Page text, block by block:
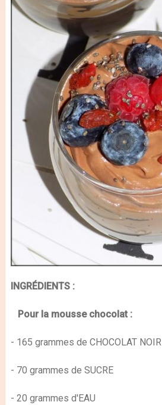
INGRÉDIENTS:
Pour la mousse chocolat :
- 165 grammes de CHOCOLAT NOIR
- 70 grammes de SUCRE
- 20 grammes d'EAU